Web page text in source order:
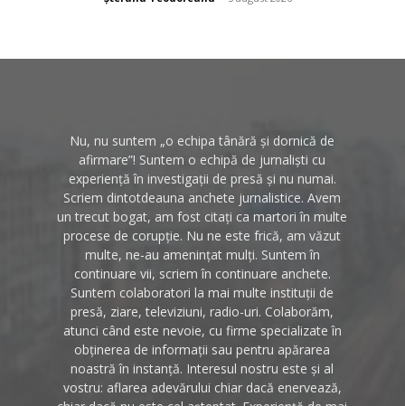
Nu, nu suntem „o echipa tânără și dornică de
afirmare”! Suntem o echipă de jurnaliști cu
experiență în investigații de presă și nu numai.
Scriem dintotdeauna anchete jurnalistice. Avem
un trecut bogat, am fost citați ca martori în multe
procese de corupție. Nu ne este frică, am văzut
multe, ne-au amenințat mulți. Suntem în
continuare vii, scriem în continuare anchete.
Suntem colaboratori la mai multe instituții de
presă, ziare, televiziuni, radio-uri. Colaborăm,
atunci când este nevoie, cu firme specializate în
obținerea de informații sau pentru apărarea
noastră în instanță. Interesul nostru este și al
vostru: aflarea adevărului chiar dacă enervează,